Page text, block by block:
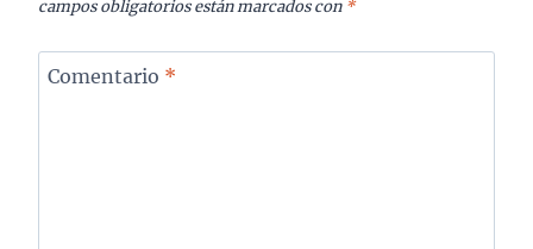
campos obligatorios están marcados con *
Comentario *